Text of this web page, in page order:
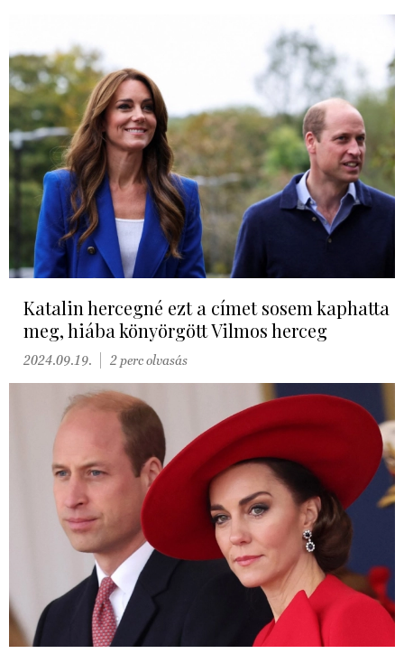
Katalin hercegné ezt a címet sosem kaphatta
meg, hiába könyörgött Vilmos herceg
2024.09.19. 2 perc olvasás